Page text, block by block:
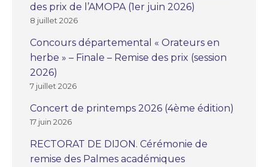
des prix de l’AMOPA (1er juin 2026)
8 juillet 2026
Concours départemental « Orateurs en
herbe » – Finale – Remise des prix (session
2026)
7 juillet 2026
Concert de printemps 2026 (4ème édition)
17 juin 2026
RECTORAT DE DIJON. Cérémonie de
remise des Palmes académiques